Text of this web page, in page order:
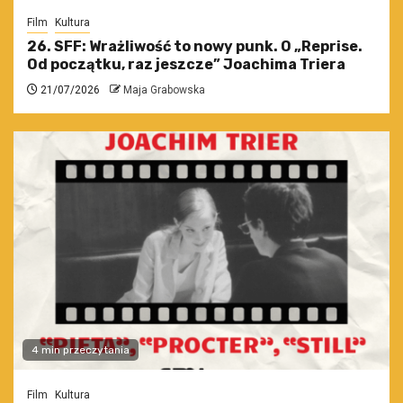
Film Kultura
26. SFF: Wrażliwość to nowy punk. O „Reprise.
Od początku, raz jeszcze” Joachima Triera
21/07/2026 Maja Grabowska
4 min przeczytania
Film Kultura